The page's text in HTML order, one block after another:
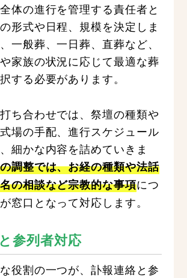
体の進行を管理する責任者と
形式や日程、規模を決定しま
一般葬、一日葬、直葬など、
家族の状況に応じて最適な葬
する必要があります。
ち合わせでは、祭壇の種類や
場の手配、進行スケジュール
細かな内容を詰めていきま
調整では、お経の種類や法話
の相談など宗教的な事項につ
窓口となって対応します。
参列者対応
役割の一つが、訃報連絡と参